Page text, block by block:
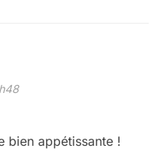
bien appétissante !